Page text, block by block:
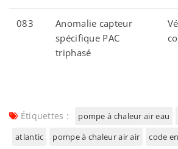
083
Anomalie capteur
spécifique PAC
triphasé
Étiquettes : pompe à chaleur air eau
atlantic
pompe à chaleur air air code